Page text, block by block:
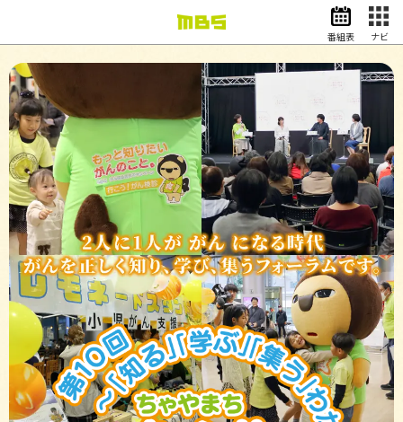
バラエティ
ドラマ
アニメ
スポーツ
動画イズム ニュース
天気・防災 イベント
映画 アナウンサー
グッズ
EN 検索 番組表
番組表 ナビ